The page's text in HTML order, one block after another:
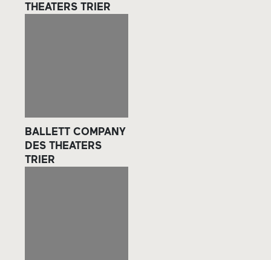
THEATERS TRIER
BALLETT COMPANY
DES THEATERS
TRIER